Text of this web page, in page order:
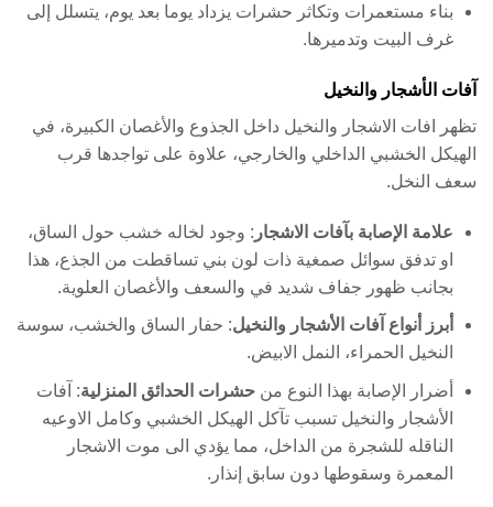
بناء مستعمرات وتكاثر حشرات يزداد يوما بعد يوم، يتسلل إلى
غرف البيت وتدميرها.
آفات الأشجار والنخيل
تظهر افات الاشجار والنخيل داخل الجذوع والأغصان الكبيرة، في
الهيكل الخشبي الداخلي والخارجي، علاوة على تواجدها قرب
سعف النخل.
علامة الإصابة بآفات الاشجار : وجود لخاله خشب حول الساق،
او تدفق سوائل صمغية ذات لون بني تساقطت من الجذع، هذا
بجانب ظهور جفاف شديد في والسعف والأغصان العلوية.
أبرز أنواع آفات الأشجار والنخيل: حفار الساق والخشب، سوسة
النخيل الحمراء، النمل الابيض.
أضرار الإصابة بهذا النوع من حشرات الحدائق المنزلية: آفات
الأشجار والنخيل تسبب تآكل الهيكل الخشبي وكامل الاوعيه
الناقله للشجرة من الداخل، مما يؤدي الى موت الاشجار
المعمرة وسقوطها دون سابق إنذار.